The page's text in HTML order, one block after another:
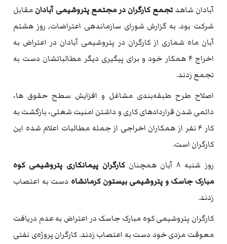
آبادان شاهدتجمع کارگران در مجتمع پتروشیمی آبادان مقابل
شرکت بود. به گزارش شورای سازماندهی اعتراضات, روز هشتم
آبان ماه شماری از کارگران در پتروشیمی آبادان در اعتراض به
اخراج ۴ همکار خود و برای پیگیری دیگر مطالباتشان دست به
تجمع زدند.
اصلاح طرح طبقه‌بندی مشاغل و افزایش سطح حقوق ها،
دائمی شدن قراردادهای کاری و داشتن امنیت شغلی، بازگشت به
کار ۴ نفر از همکاران اخراجی از جمله مطالبات اعلام شده این
کارگران است.
روز شنبه ۸ آبان همچنان
کارگران پیمانکاری پتروشیمی کوه
مبارک جاسک و پتروشیمی بیستون کرمانشاه دست به اعتصاب
زدند.
کارگران پتروشیمی کوه مبارک جاسک در اعتراض به عدم دریافت
معوقت مزدی خود دست به اعتصاب زدند. کارگران پروژه‌ی نفتی